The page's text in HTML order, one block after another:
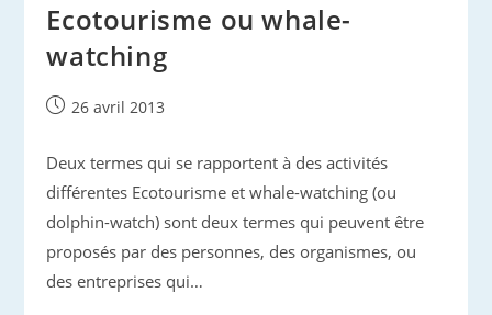
Ecotourisme ou whale-
watching
Publication
26 avril 2013
Deux termes qui se rapportent à des activités
différentes Ecotourisme et whale-watching (ou
dolphin-watch) sont deux termes qui peuvent être
proposés par des personnes, des organismes, ou
des entreprises qui…